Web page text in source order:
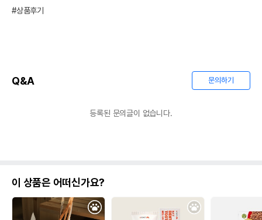
#상품후기
Q&A 문의하기
등록된 문의글이 없습니다.
이 상품은 어떠신가요?